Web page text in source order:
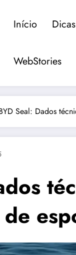
Início Dicas
WebStories
Seal: Dados